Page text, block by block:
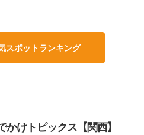
スポットランキング
かけトピックス【関西】